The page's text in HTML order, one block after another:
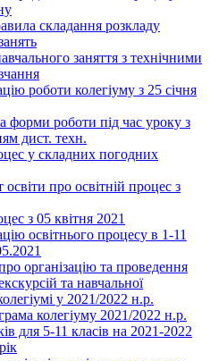
складання розкладу
заняття з технічними
роботи колегіуму з 25 січня
форми роботи під час уроку з
дист. техн.
у складних погодних
про освітній процес з
з 05 квітня 2021
освітнього процесу в 1-11
організацію та проведення
та навчальної
у 2021/2022 н.р.
колегіуму 2021/2022 н.р.
для 5-11 класів на 2021-2022